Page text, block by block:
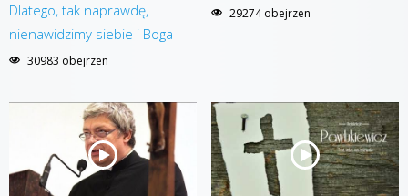
Dlatego, tak naprawdę,
nienawidzimy siebie i Boga
30983 obejrzen
29274 obejrzen